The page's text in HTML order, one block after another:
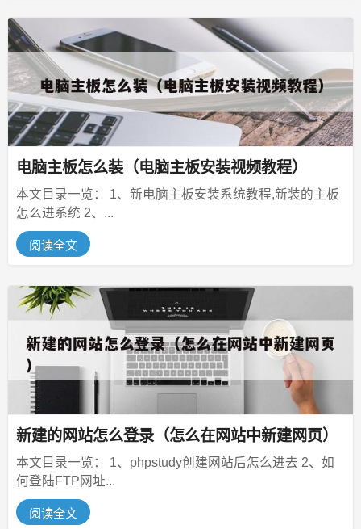
电脑主板怎么装（电脑主板安装视频教程）
本文目录一览： 1、新电脑主板安装系统教程,新装的主板
怎么进系统 2、...
阅读全文
新建的网站怎么登录（怎么在网站中新建网页）
本文目录一览： 1、phpstudy创建网站后怎么进去 2、如
何登陆FTP网址...
阅读全文